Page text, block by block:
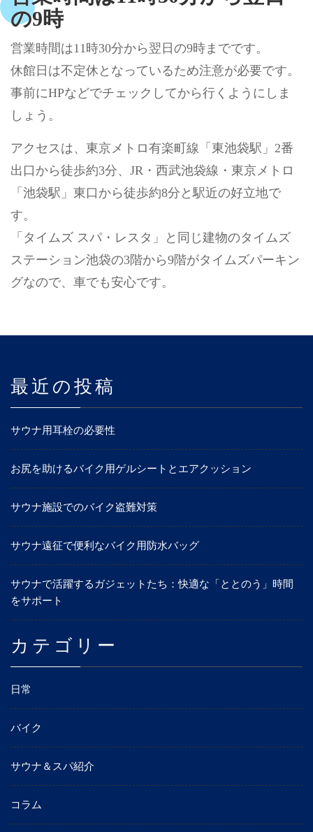
の9時
営業時間は11時30分から翌日の9時までです。
休館日は不定休となっているため注意が必要です。
事前にHPなどでチェックしてから行くようにしま
しょう。
アクセスは、東京メトロ有楽町線「東池袋駅」2番
出口から徒歩約3分、JR・西武池袋線・東京メトロ
「池袋駅」東口から徒歩約8分と駅近の好立地で
す。
「タイムズ スパ・レスタ」と同じ建物のタイムズ
ステーション池袋の3階から9階がタイムズパーキン
グなので、車でも安心です。
最近の投稿
サウナ用耳栓の必要性
お尻を助けるバイク用ゲルシートとエアクッション
サウナ施設でのバイク盗難対策
サウナ遠征で便利なバイク用防水バッグ
サウナで活躍するガジェットたち：快適な「ととのう」時間
をサポート
カテゴリー
日常
バイク
サウナ＆スパ紹介
コラム